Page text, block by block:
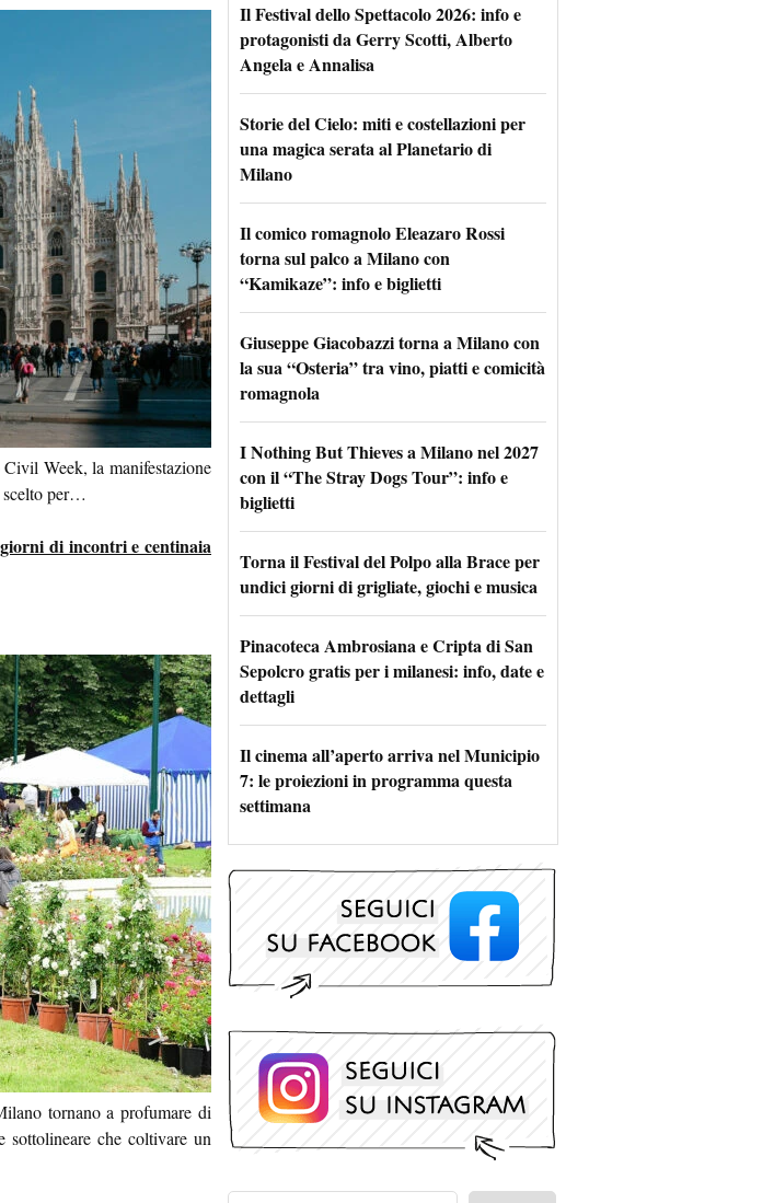
Week, la manifestazione
scelto per…
di incontri e centinaia
tornano a profumare di
sottolineare che coltivare un
Il Festival dello Spettacolo 2026: info e
protagonisti da Gerry Scotti, Alberto
Angela e Annalisa
Storie del Cielo: miti e costellazioni per
una magica serata al Planetario di
Milano
Il comico romagnolo Eleazaro Rossi
torna sul palco a Milano con
“Kamikaze”: info e biglietti
Giuseppe Giacobazzi torna a Milano con
la sua “Osteria” tra vino, piatti e comicità
romagnola
I Nothing But Thieves a Milano nel 2027
con il “The Stray Dogs Tour”: info e
biglietti
Torna il Festival del Polpo alla Brace per
undici giorni di grigliate, giochi e musica
Pinacoteca Ambrosiana e Cripta di San
Sepolcro gratis per i milanesi: info, date e
dettagli
Il cinema all’aperto arriva nel Municipio
7: le proiezioni in programma questa
settimana